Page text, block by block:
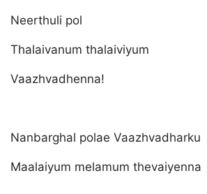
Neerthuli pol
Thalaivanum thalaiviyum
Vaazhvadhenna!
Nanbarghal polae Vaazhvadharku
Maalaiyum melamum thevaiyenna